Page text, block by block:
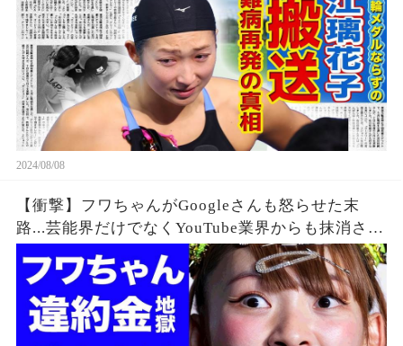
は！？
2024/08/08
【衝撃】フワちゃんがGoogleさんも怒らせた末
路...芸能界だけでなくYouTube業界からも抹消され
た垢BANの真相に驚きを隠せない...違約金や税金
に苦しむ借金地獄に突入...